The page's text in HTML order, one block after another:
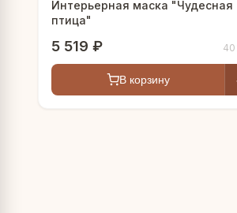
Интерьерная маска "Чудесная
птица"
5 519 ₽
В корзину